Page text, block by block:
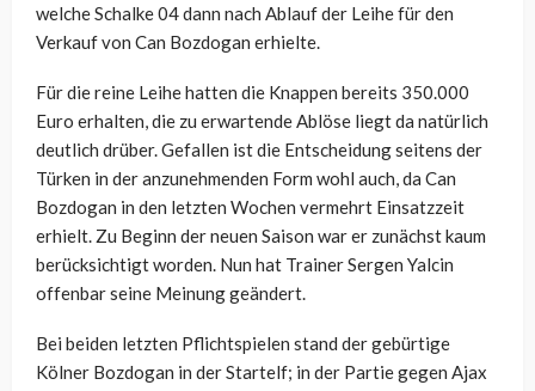
welche Schalke 04 dann nach Ablauf der Leihe für den
Verkauf von Can Bozdogan erhielte.
Für die reine Leihe hatten die Knappen bereits 350.000
Euro erhalten, die zu erwartende Ablöse liegt da natürlich
deutlich drüber. Gefallen ist die Entscheidung seitens der
Türken in der anzunehmenden Form wohl auch, da Can
Bozdogan in den letzten Wochen vermehrt Einsatzzeit
erhielt. Zu Beginn der neuen Saison war er zunächst kaum
berücksichtigt worden. Nun hat Trainer Sergen Yalcin
offenbar seine Meinung geändert.
Bei beiden letzten Pflichtspielen stand der gebürtige
Kölner Bozdogan in der Startelf; in der Partie gegen Ajax